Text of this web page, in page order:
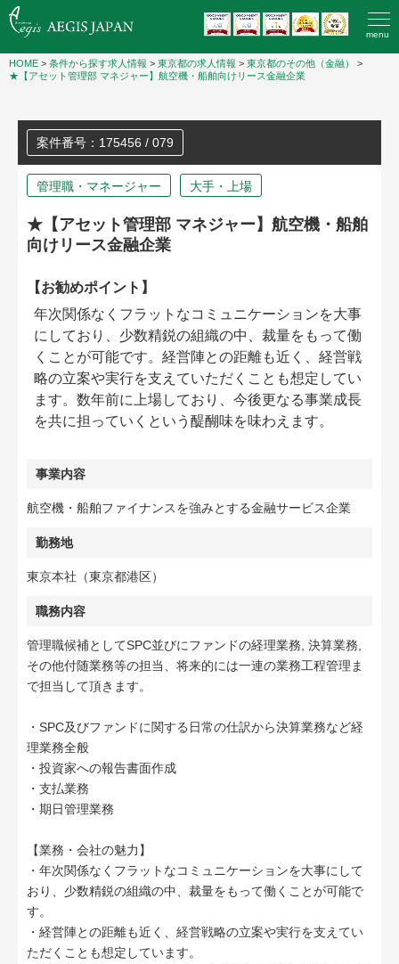
menu
HOME > 条件から探す求人情報 > 東京都の求人情報 > 東京都のその他（金融）
>
★【アセット管理部 マネジャー】航空機・船舶向けリース金融企業
案件番号：175456 / 079
管理職・マネージャー 大手・上場
★【アセット管理部 マネジャー】航空機・船舶
向けリース金融企業
【お勧めポイント】
年次関係なくフラットなコミュニケーションを大事
にしており、少数精鋭の組織の中、裁量をもって働
くことが可能です。経営陣との距離も近く、経営戦
略の立案や実行を支えていただくことも想定してい
ます。数年前に上場しており、今後更なる事業成長
を共に担っていくという醍醐味を味わえます。
事業内容
航空機・船舶ファイナンスを強みとする金融サービス企業
勤務地
東京本社（東京都港区）
職務内容
管理職候補としてSPC並びにファンドの経理業務, 決算業務,
その他付随業務等の担当、将来的には一連の業務工程管理ま
で担当して頂きます。
・SPC及びファンドに関する日常の仕訳から決算業務など経
理業務全般
・投資家への報告書面作成
・支払業務
・期日管理業務
【業務・会社の魅力】
・年次関係なくフラットなコミュニケーションを大事にして
おり、少数精鋭の組織の中、裁量をもって働くことが可能で
す。
・経営陣との距離も近く、経営戦略の立案や実行を支えてい
ただくことも想定しています。